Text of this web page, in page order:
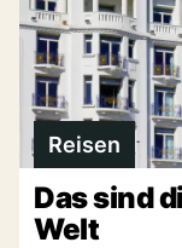
Reisen
Das sind
Welt